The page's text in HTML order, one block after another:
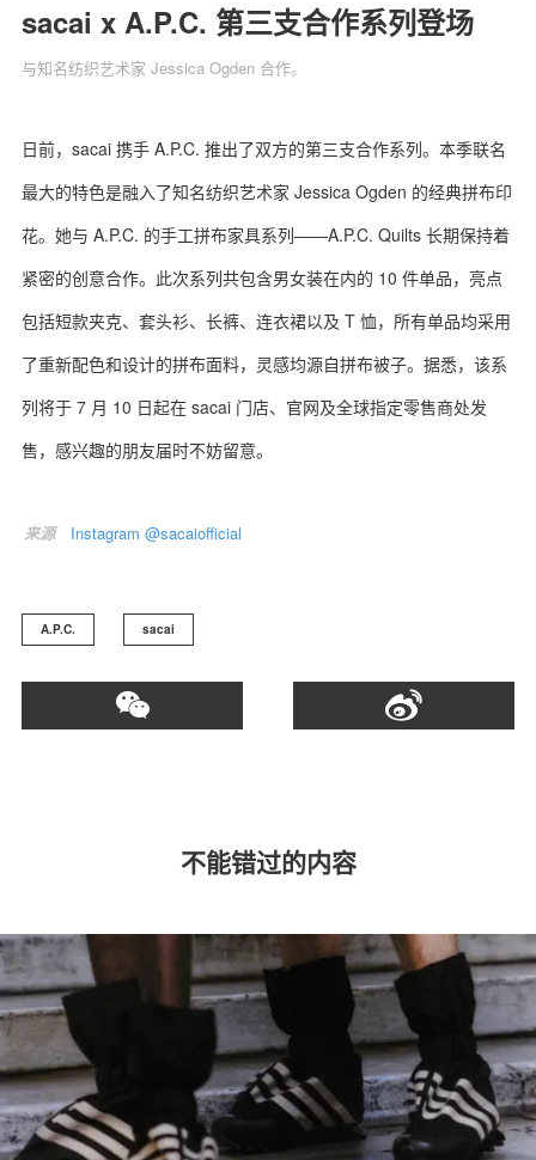
sacai x A.P.C. 第三支合作系列登场
与知名纺织艺术家 Jessica Ogden 合作。
日前，sacai 携手 A.P.C. 推出了双方的第三支合作系列。本季联名
最大的特色是融入了知名纺织艺术家 Jessica Ogden 的经典拼布印
花。她与 A.P.C. 的手工拼布家具系列——A.P.C. Quilts 长期保持着
紧密的创意合作。此次系列共包含男女装在内的 10 件单品，亮点
包括短款夹克、套头衫、长裤、连衣裙以及 T 恤，所有单品均采用
了重新配色和设计的拼布面料，灵感均源自拼布被子。据悉，该系
列将于 7 月 10 日起在 sacai 门店、官网及全球指定零售商处发
售，感兴趣的朋友届时不妨留意。
来源 Instagram @sacaiofficial
A.P.C. sacai
不能错过的内容